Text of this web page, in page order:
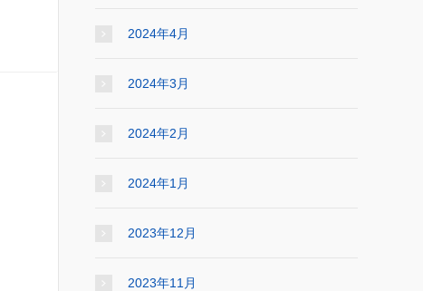
2024年4月
2024年3月
2024年2月
2024年1月
2023年12月
2023年11月